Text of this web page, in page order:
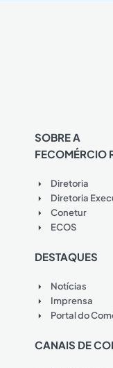
SOBRE A
FECOMÉRCIO
Diretoria
Diretoria
Conetur
ECOS
DESTAQUES
Notícias
Imprensa
Portal do
CANAIS DE